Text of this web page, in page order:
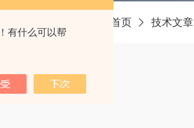
有什么可以帮
首页 技术文章